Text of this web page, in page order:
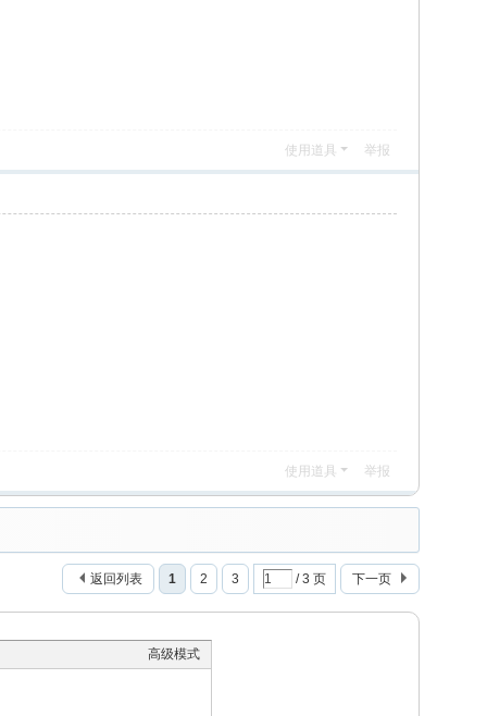
使用道具 举报
使用道具 举报
1 2 3 / 3 页 下一页
返回列表
高级模式